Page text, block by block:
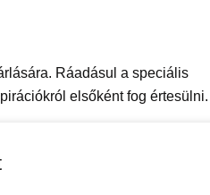
Ráadásul a speciális
elsőként fog értesülni.